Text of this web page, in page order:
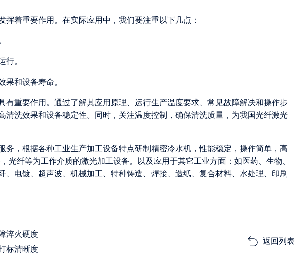
着重要作用。在实际应用中，我们要注重以下几点：
行。
果和设备寿命。
有重要作用。通过了解其应用原理、运行生产温度要求、常见故障解决和操作步
清洗效果和设备稳定性。同时，关注温度控制，确保清洗质量，为我国光纤激光
务，根据各种工业生产加工设备特点研制精密冷水机，性能稳定，操作简单，高
光纤等为工作介质的激光加工设备。以及应用于其它工业方面：如医药、生物、
、电镀、超声波、机械加工、特种铸造、焊接、造纸、复合材料、水处理、印刷
淬火硬度
标清晰度
返回列表